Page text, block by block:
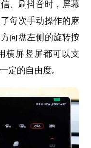
、刷抖音时，屏幕
每次手动操作的麻
向盘左侧的旋转按
横屏竖屏都可以支
定的自由度。